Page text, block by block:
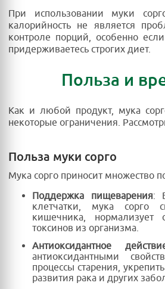
При использовании муки
калорийность не является
контроле порций, особенно
придерживаетесь строгих диет.
Польза и
Как и любой продукт, мука
некоторые ограничения.
Польза муки сорго
Мука сорго приносит множество
Поддержка пищеварения:
клетчатки, мука сорго
кишечника, нормализует
токсинов из организма.
Антиоксидантное
антиоксидантными
процессы старения,
развития рака и других